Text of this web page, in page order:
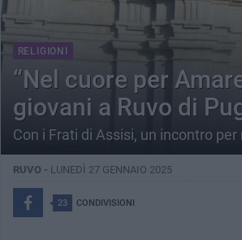
RELIGIONI
“Nel cuore per
giovani a Ruvo di
Con i Frati di Assisi, un incontro
RUVO - LUNEDÌ 27 GENNAIO 2025
23 CONDIVISIONI